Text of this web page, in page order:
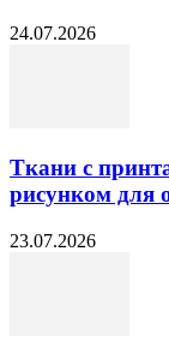
24.07.2026
Ткани с
рисунком для
23.07.2026